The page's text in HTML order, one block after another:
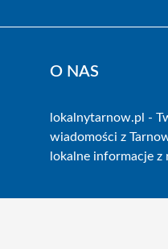
O NAS
lokalnytarnow.pl -
wiadomości z
lokalne informacje z